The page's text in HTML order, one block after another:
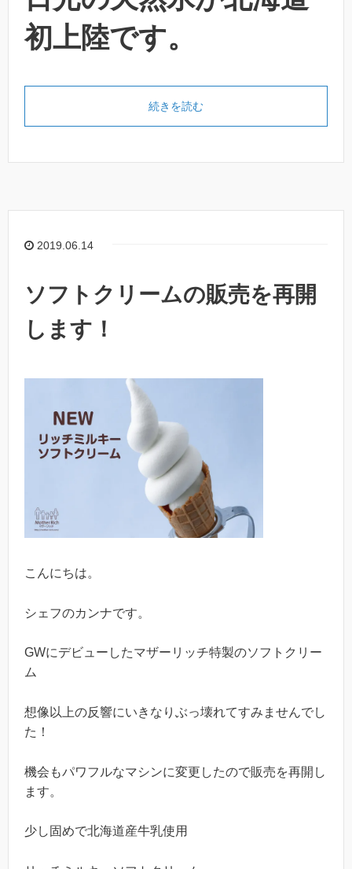
初上陸です。
続きを読む
2019.06.14
ソフトクリームの販売を再開
します！
こんにちは。
シェフのカンナです。
GWにデビューしたマザーリッチ特製のソフトクリー
ム
想像以上の反響にいきなりぶっ壊れてすみませんでし
た！
機会もパワフルなマシンに変更したので販売を再開し
ます。
少し固めで北海道産牛乳使用